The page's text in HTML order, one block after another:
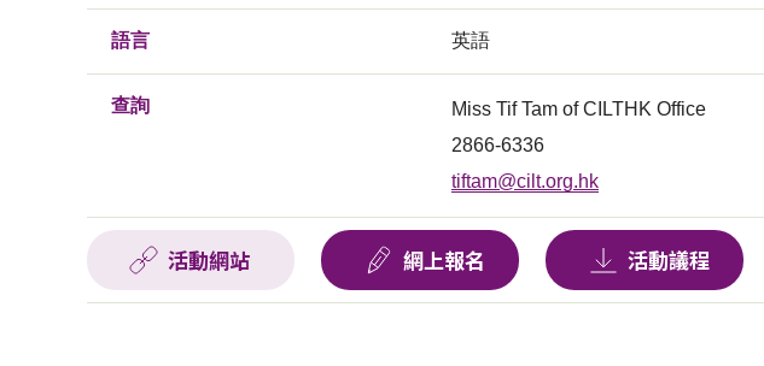
語言 英語
查詢
Miss Tif Tam of CILTHK Office
2866-6336
tiftam@cilt.org.hk
活動網站 網上報名 活動議程